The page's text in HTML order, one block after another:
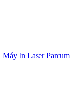
Máy In Laser Pantum